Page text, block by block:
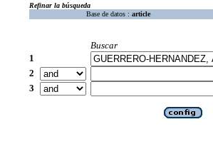
Refinar la búsqueda
Base de datos : article
Buscar
1
2
3